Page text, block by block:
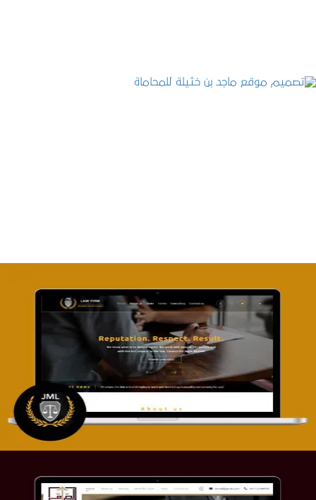
تصميم موقع آل جبار والمزارقة للمحاماة
التفاصيل